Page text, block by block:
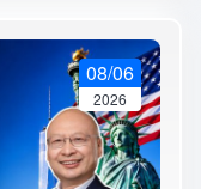
08/06
2026